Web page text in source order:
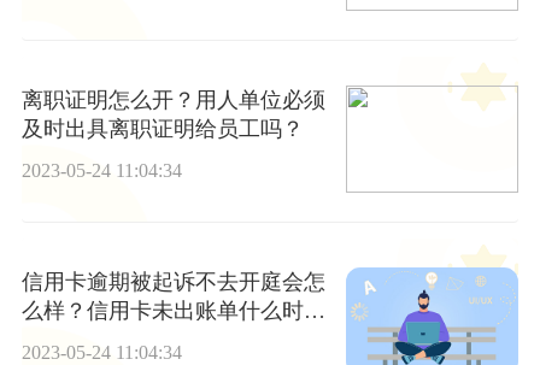
离职证明怎么开？用人单位必须
及时出具离职证明给员工吗？
2023-05-24 11:04:34
信用卡逾期被起诉不去开庭会怎
么样？信用卡未出账单什么时候
还款？-世界动态
2023-05-24 11:04:34